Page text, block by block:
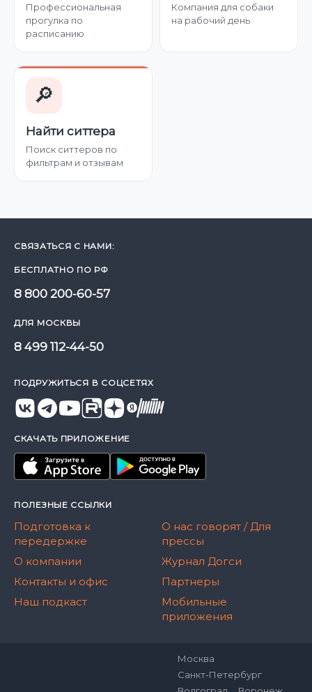
Профессиональная
прогулка по
расписанию
Компания для собаки
на рабочий день
🔎
Найти ситтера
Поиск ситтеров по
фильтрам и отзывам
СВЯЗАТЬСЯ С НАМИ:
БЕСПЛАТНО ПО РФ
8 800 200-60-57
ДЛЯ МОСКВЫ
8 499 112-44-50
ПОДРУЖИТЬСЯ В СОЦСЕТЯХ
СКАЧАТЬ ПРИЛОЖЕНИЕ
ПОЛЕЗНЫЕ ССЫЛКИ
Подготовка к
передержке
О компании
Контакты и офис
Наш подкаст
О нас говорят / Для
прессы
Журнал Догси
Партнеры
Мобильные
приложения
Москва
Санкт-Петербург